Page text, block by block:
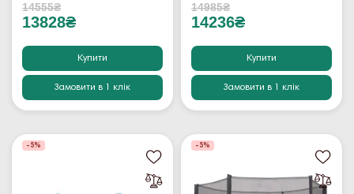
14555₴
13828₴
Купити
Замовити в 1 клік
14985₴
14236₴
Купити
Замовити в 1 клік
-5% -5%